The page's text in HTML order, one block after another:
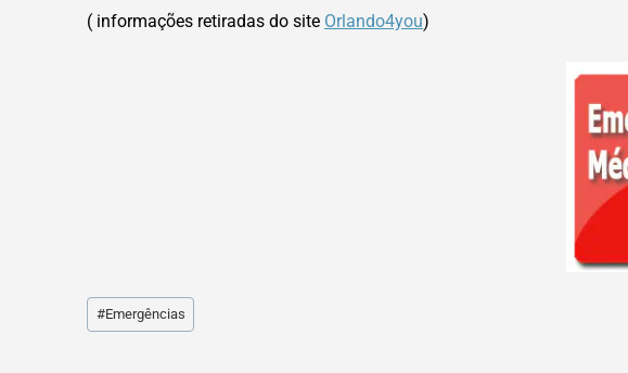
( informações retiradas do site Orlando4you)
Post
Tags:
#Emergências